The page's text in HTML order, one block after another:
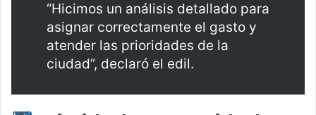
“Hicimos un análisis detallado para
asignar correctamente el gasto y
atender las prioridades de la
ciudad”, declaró el edil.